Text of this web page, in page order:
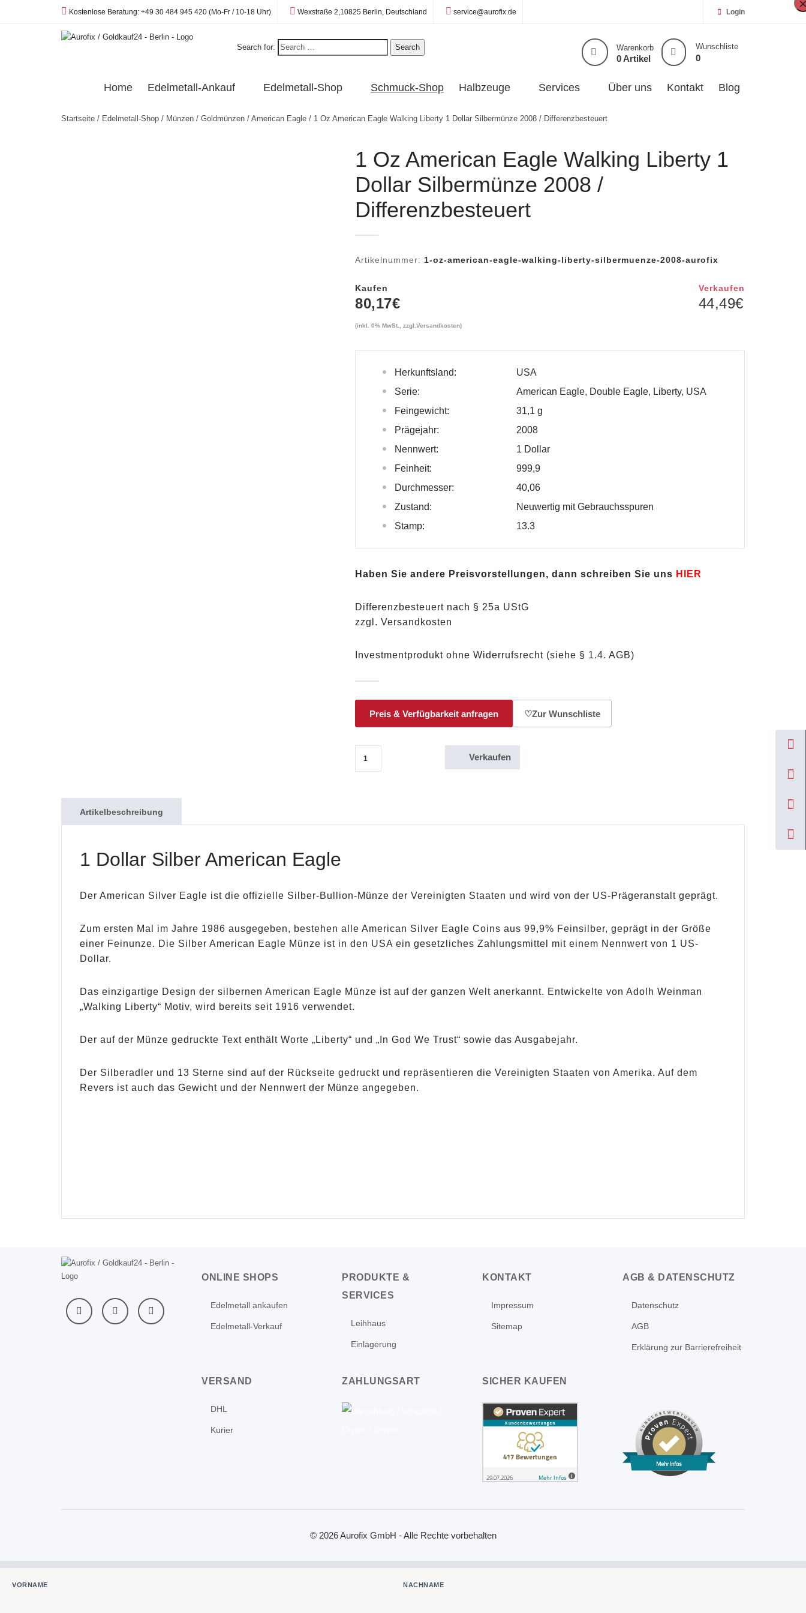
Telefon:
Kostenlose Beratung: +49 30 484 945 420 (Mo-Fr / 10-18 Uhr) Standort:
Wexstraße 2,10825 Berlin, Deutschland E-Mail:
service@aurofix.de Login
Search for: Search Warenkorb
0 Artikel
Wunschliste
0
Home Edelmetall-Ankauf Edelmetall-Shop Schmuck-Shop Halbzeuge Services Über uns Kontakt Blog
Startseite / Edelmetall-Shop / Münzen / Goldmünzen / American Eagle / 1 Oz American Eagle Walking Liberty 1 Dollar Silbermünze 2008 / Differenzbesteuert
1 Oz American Eagle Walking Liberty 1
Dollar Silbermünze 2008 /
Differenzbesteuert
Artikelnummer:1-oz-american-eagle-walking-liberty-silbermuenze-2008-aurofix
Kaufen
80,17€
Verkaufen
44,49€
(inkl. 0% MwSt., zzgl.Versandkosten)
Herkunftsland:
USA
Serie:
American Eagle, Double Eagle, Liberty, USA
Feingewicht:
31,1 g
Prägejahr:
2008
Nennwert:
1 Dollar
Feinheit:
999,9
Durchmesser:
40,06
Zustand:
Neuwertig mit Gebrauchsspuren
Stamp:
13.3
Haben Sie andere Preisvorstellungen, dann schreiben Sie uns HIER
Differenzbesteuert nach § 25a UStG
zzgl. Versandkosten
Investmentprodukt ohne Widerrufsrecht (siehe § 1.4. AGB)
Preis & Verfügbarkeit anfragen ♡Zur Wunschliste
1 Oz American Eagle Walking Liberty 1 Dollar Silbermünze 2008 / Differenzbesteuert Menge
Verkaufen
Artikelbeschreibung
1 Dollar Silber American Eagle
Der American Silver Eagle ist die offizielle Silber-Bullion-Münze der Vereinigten Staaten und wird von der US-Prägeranstalt geprägt.
Zum ersten Mal im Jahre 1986 ausgegeben, bestehen alle American Silver Eagle Coins aus 99,9% Feinsilber, geprägt in der Größe
einer Feinunze. Die Silber American Eagle Münze ist in den USA ein gesetzliches Zahlungsmittel mit einem Nennwert von 1 US-
Dollar.
Das einzigartige Design der silbernen American Eagle Münze ist auf der ganzen Welt anerkannt. Entwickelte von Adolh Weinman
„Walking Liberty“ Motiv, wird bereits seit 1916 verwendet.
Der auf der Münze gedruckte Text enthält Worte „Liberty“ und „In God We Trust“ sowie das Ausgabejahr.
Der Silberadler und 13 Sterne sind auf der Rückseite gedruckt und repräsentieren die Vereinigten Staaten von Amerika. Auf dem
Revers ist auch das Gewicht und der Nennwert der Münze angegeben.
ONLINE SHOPS
Edelmetall ankaufen
Edelmetall-Verkauf
PRODUKTE &
SERVICES
Leihhaus
Einlagerung
KONTAKT
Impressum
Sitemap
AGB & DATENSCHUTZ
Datenschutz
AGB
Erklärung zur Barrierefreiheit
VERSAND
DHL
Kurier
ZAHLUNGSART SICHER KAUFEN
Mehr Infos
© 2026 Aurofix GmbH - Alle Rechte vorbehalten
VORNAME NACHNAME